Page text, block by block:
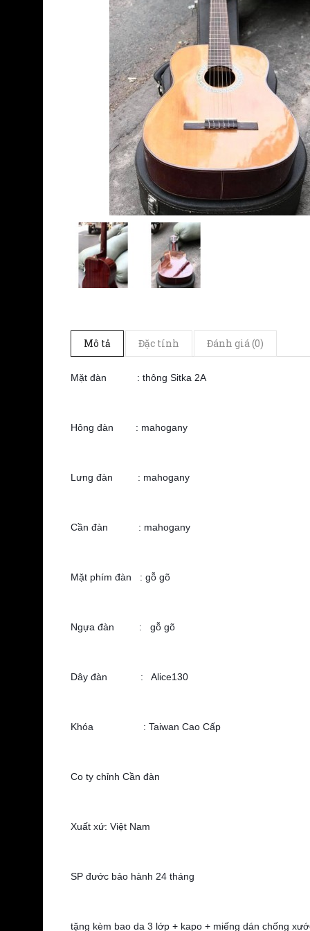
Mô tả Đặc tính Đánh giá (0)
Mặt đàn : thông Sitka 2A
Hông đàn : mahogany
Lưng đàn : mahogany
Cần đàn : mahogany
Mặt phím đàn : gỗ gõ
Ngựa đàn : gỗ gõ
Dây đàn : Alice130
Khóa : Taiwan Cao Cấp
Co ty chỉnh Cần đàn
Xuất xứ: Việt Nam
SP đước bảo hành 24 tháng
tặng kèm bao da 3 lớp + kapo + miếng dán chống